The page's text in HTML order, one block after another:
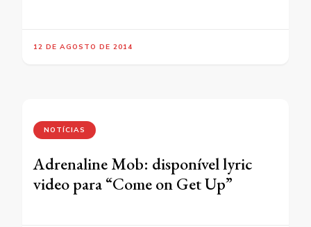
12 DE AGOSTO DE 2014
NOTÍCIAS
Adrenaline Mob: disponível lyric
video para “Come on Get Up”